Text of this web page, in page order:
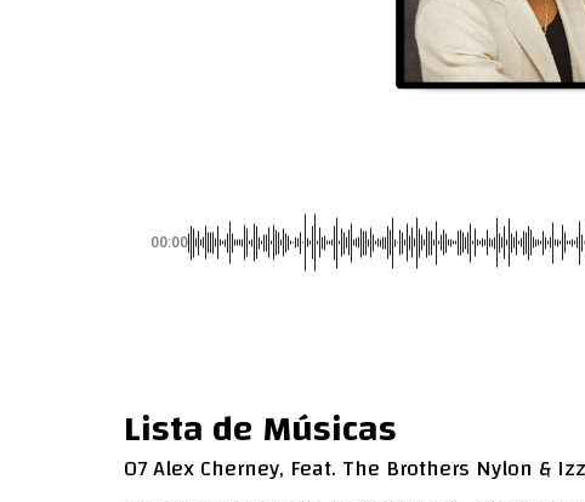
00:00
Lista de Músicas
07 Alex Cherney, Feat. The Brothers Nylon &